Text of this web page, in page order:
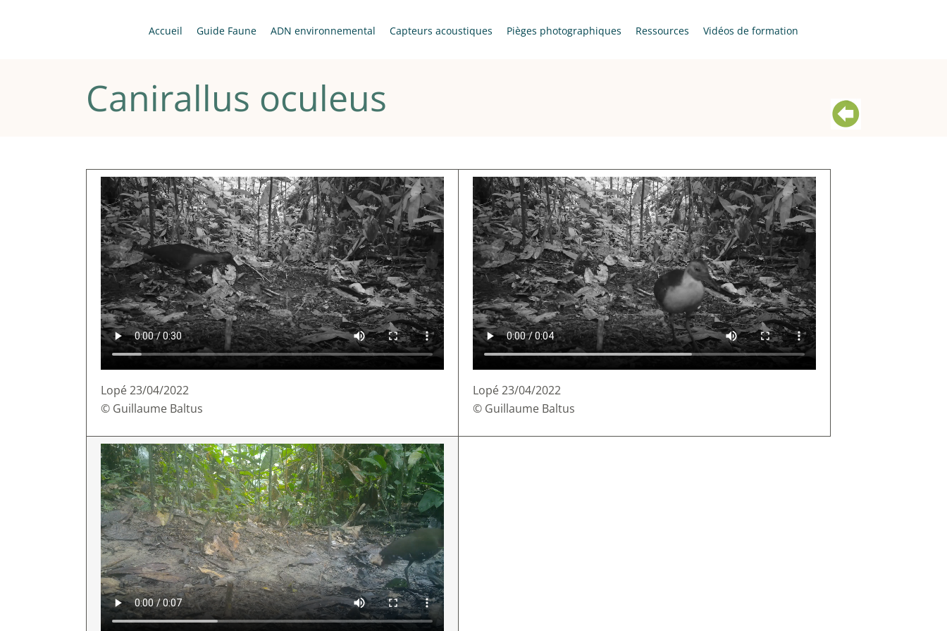
Accueil Guide Faune ADN environnemental Capteurs acoustiques Pièges photographiques Ressources Vidéos de formation
Canirallus oculeus
Lopé 23/04/2022
© Guillaume Baltus
Lopé 23/04/2022
© Guillaume Baltus